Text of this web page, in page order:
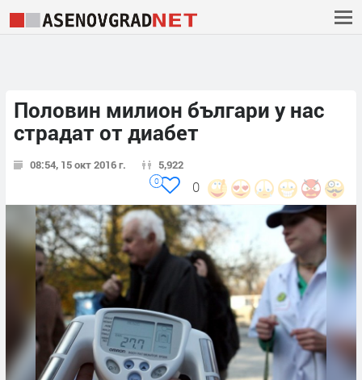
Половин милион българи у нас
страдат от диабет
08:54, 15 окт 2016 г. 5,922
0
0